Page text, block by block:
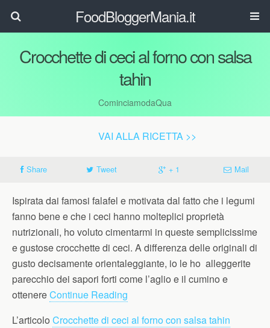
FoodBloggerMania.it
Crocchette di ceci al forno con salsa
tahin
CominciamodaQua
VAI ALLA RICETTA >>
Share Tweet + 1 Mail
Ispirata dai famosi falafel e motivata dal fatto che i legumi
fanno bene e che i ceci hanno molteplici proprietà
nutrizionali, ho voluto cimentarmi in queste semplicissime
e gustose crocchette di ceci. A differenza delle originali di
gusto decisamente orientaleggiante, io le ho alleggerite
parecchio dei sapori forti come l’aglio e il cumino e
ottenereContinue Reading
L’articolo Crocchette di ceci al forno con salsa tahin